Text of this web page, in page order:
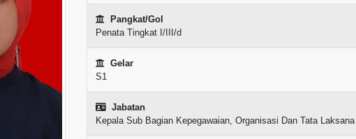
Pangkat/Gol
Penata Tingkat I/III/d
Gelar
S1
Jabatan
Kepala Sub Bagian Kepegawaian, Organisasi Dan Tata Laksana